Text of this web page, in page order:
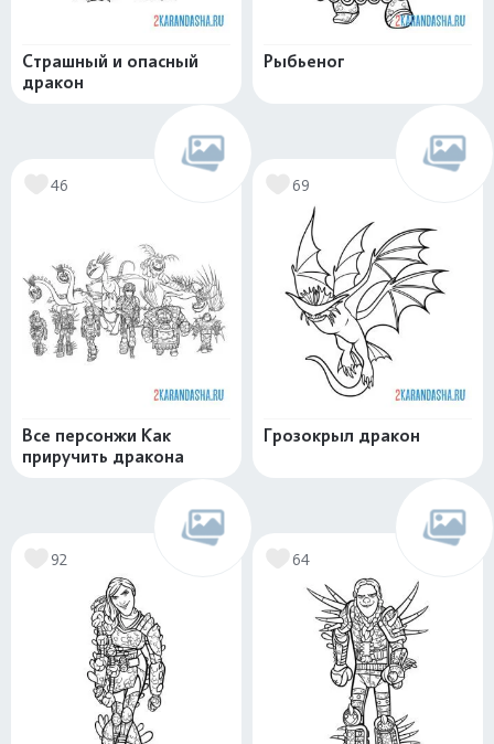
Страшный и опасный
дракон
Рыбьеног
46
Все персонжи Как
приручить дракона
69
Грозокрыл дракон
92 64